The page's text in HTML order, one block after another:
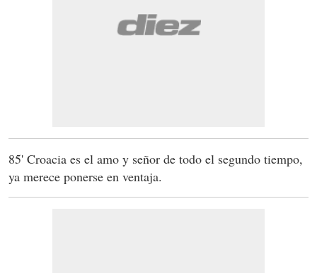
85' Croacia es el amo y señor de todo el segundo tiempo,
ya merece ponerse en ventaja.